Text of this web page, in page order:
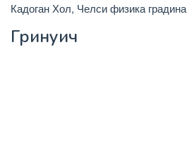
Кадоган Хол, Челси физика градина
Гринуич